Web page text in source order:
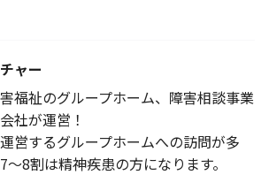
ャー
福祉のグループホーム、障害相談事業
社が運営！
営するグループホームへの訪問が多
8割は精神疾患の方になります。